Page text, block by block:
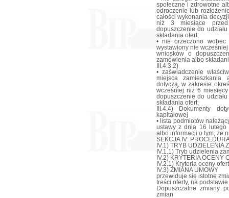
społeczne i zdrowotne
odroczenie lub
całości wykonania
niż 3 miesiące przed
dopuszczenie do
składania ofert;
• nie orzeczono
wystawiony nie wcześniej
wniosków o
zamówienia albo
III.4.3.2)
• zaświadczenie
miejsca zamieszkania
dotyczą, w zakresie
wcześniej niż 6
dopuszczenie do
składania ofert;
III.4.4) Dokumenty
kapitałowej
• lista podmiotów
ustawy z dnia 16 lutego
albo informacji o tym, że
SEKCJA IV:
IV.1) TRYB UDZIELENIA
IV.1.1) Tryb udzielenia
IV.2) KRYTERIA OCENY
IV.2.1) Kryteria oceny
IV.3) ZMIANA UMOWY
przewiduje się istotne
treści oferty, na
Dopuszczalne zmiany
zmian